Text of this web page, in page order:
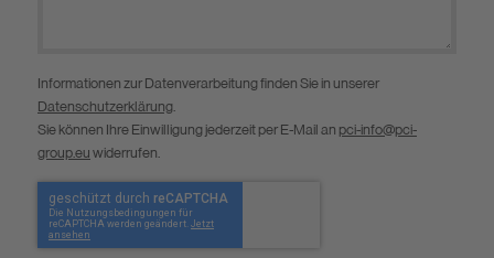
Informationen zur Datenverarbeitung finden Sie in unserer
Datenschutzerklärung
Sie können Ihre Einwilligung jederzeit per E-Mail an pci-info@pci-
group.eu widerrufen.